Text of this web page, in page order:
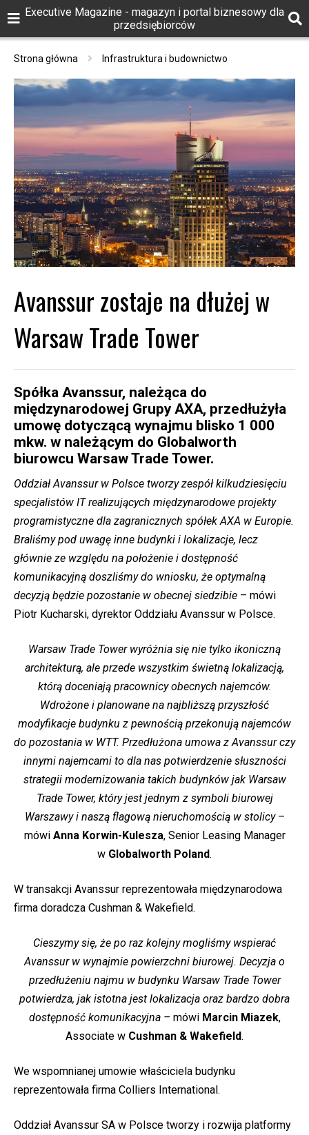
Executive Magazine - magazyn i portal biznesowy dla
przedsiębiorców
Strona główna Infrastruktura i budownictwo
Avanssur zostaje na dłużej w
Warsaw Trade Tower
Spółka Avanssur, należąca do
międzynarodowej Grupy AXA, przedłużyła
umowę dotyczącą wynajmu blisko 1 000
mkw. w należącym do Globalworth
biurowcu Warsaw Trade Tower.
Oddział Avanssur w Polsce tworzy zespół kilkudziesięciu
specjalistów IT realizujących międzynarodowe projekty
programistyczne dla zagranicznych spółek AXA w Europie.
Braliśmy pod uwagę inne budynki i lokalizacje, lecz
głównie ze względu na położenie i dostępność
komunikacyjną doszliśmy do wniosku, że optymalną
decyzją będzie pozostanie w obecnej siedzibie – mówi
Piotr Kucharski, dyrektor Oddziału Avanssur w Polsce.
Warsaw Trade Tower wyróżnia się nie tylko ikoniczną
architekturą, ale przede wszystkim świetną lokalizacją,
którą doceniają pracownicy obecnych najemców.
Wdrożone i planowane na najbliższą przyszłość
modyfikacje budynku z pewnością przekonują najemców
do pozostania w WTT. Przedłużona umowa z Avanssur czy
innymi najemcami to dla nas potwierdzenie słuszności
strategii modernizowania takich budynków jak Warsaw
Trade Tower, który jest jednym z symboli biurowej
Warszawy i naszą flagową nieruchomością w stolicy –
mówi Anna Korwin-Kulesza, Senior Leasing Manager
w Globalworth Poland.
W transakcji Avanssur reprezentowała międzynarodowa
firma doradcza Cushman & Wakefield.
Cieszymy się, że po raz kolejny mogliśmy wspierać
Avanssur w wynajmie powierzchni biurowej. Decyzja o
przedłużeniu najmu w budynku Warsaw Trade Tower
potwierdza, jak istotna jest lokalizacja oraz bardzo dobra
dostępność komunikacyjna – mówi Marcin Miazek,
Associate w Cushman & Wakefield.
We wspomnianej umowie właściciela budynku
reprezentowała firma Colliers International.
Oddział Avanssur SA w Polsce tworzy i rozwija platformy